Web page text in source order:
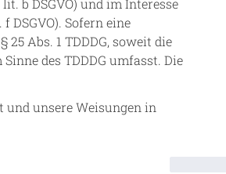
b DSGVO) und im Interesse
Sofern eine
Abs. 1 TDDDG, soweit die
des TDDDG umfasst. Die
unsere Weisungen in